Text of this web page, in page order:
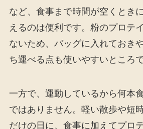
など、食事まで時間が空くとき
えるのは便利です。粉のプロテ
ないため、バッグに入れておき
ち運べる点も使いやすいところで
一方で、運動しているから何本
ではありません。軽い散歩や短
だけの日に、食事に加えてプロ